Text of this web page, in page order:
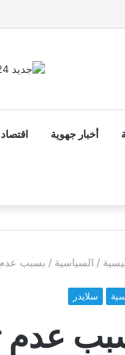
أخبار جهوية اقتصاد
/ السياسية / بسبب عدم
سلايدر
عدم